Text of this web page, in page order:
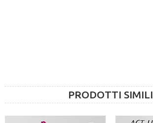
PRODOTTI SIMILI